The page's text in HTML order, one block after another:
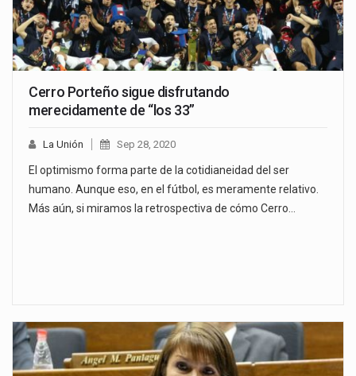
Cerro Porteño sigue disfrutando
merecidamente de “los 33”
La Unión Sep 28, 2020
El optimismo forma parte de la cotidianeidad del ser
humano. Aunque eso, en el fútbol, es meramente relativo.
Más aún, si miramos la retrospectiva de cómo Cerro…